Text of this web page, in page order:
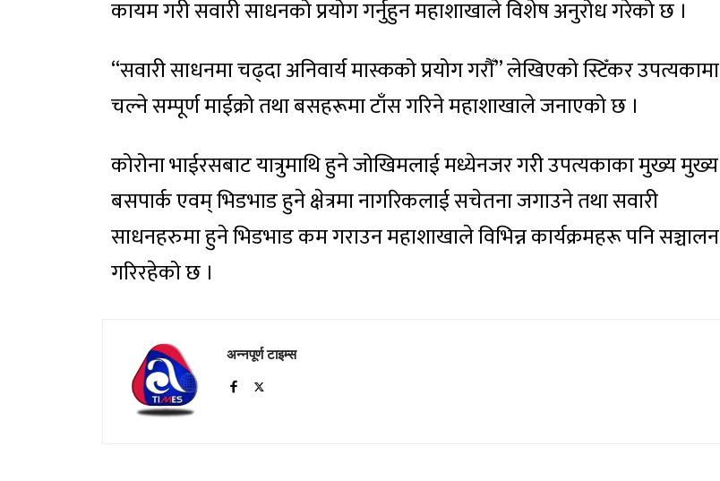
कायम गरी सवारी साधनको प्रयोग गर्नुहुन महाशाखाले विशेष अनुरोध गरेको छ ।
“सवारी साधनमा चढ्दा अनिवार्य मास्कको प्रयोग गरौँ” लेखिएको स्टिँकर उपत्यकामा
चल्ने सम्पूर्ण माईक्रो तथा बसहरूमा टाँस गरिने महाशाखाले जनाएको छ ।
कोरोना भाईरसबाट यात्रुमाथि हुने जोखिमलाई मध्येनजर गरी उपत्यकाका मुख्य मुख्य
बसपार्क एवम् भिडभाड हुने क्षेत्रमा नागरिकलाई सचेतना जगाउने तथा सवारी
साधनहरुमा हुने भिडभाड कम गराउन महाशाखाले विभिन्न कार्यक्रमहरू पनि सञ्चालन
गरिरहेको छ ।
अन्नपूर्ण टाइम्स